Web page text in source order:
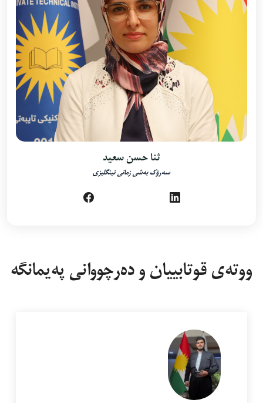
ثنا حسن سعید
سەرۆک بەشی زمانی ئینگلیزی
ووتەی قوتابییان و دەرچووانی پەیمانگە